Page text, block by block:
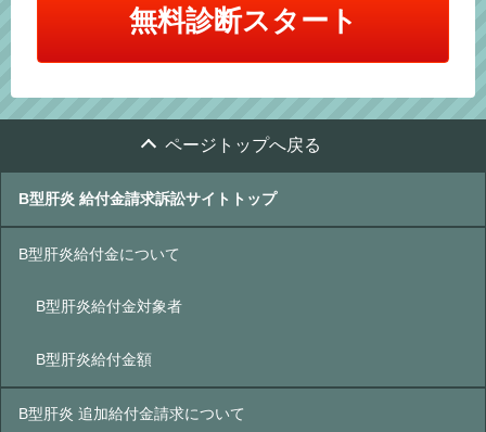
無料診断スタート
ページトップへ戻る
B型肝炎 給付金請求訴訟サイトトップ
B型肝炎給付金について
B型肝炎給付金対象者
B型肝炎給付金額
B型肝炎 追加給付金請求について